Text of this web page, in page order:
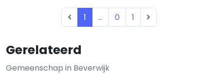
Gerelateerd
Gemeenschap in Beverwijk
1 ... 0 1